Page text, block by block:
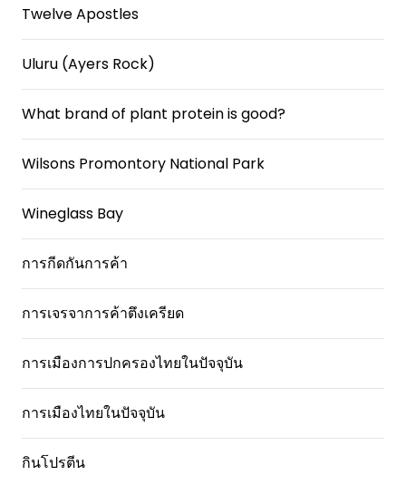
Twelve Apostles
Uluru (Ayers Rock)
What brand of plant protein is good?
Wilsons Promontory National Park
Wineglass Bay
การกีดกันการค้า
การเจรจาการค้าตึงเครียด
การเมืองการปกครองไทยในปัจจุบัน
การเมืองไทยในปัจจุบัน
กินโปรตีน